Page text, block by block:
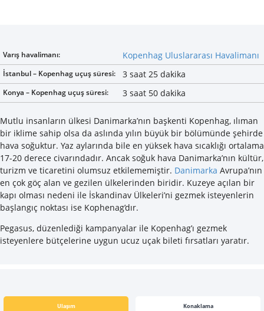
Varış havalimanı: Kopenhag Uluslararası Havalimanı
İstanbul – Kopenhag uçuş süresi: 3 saat 25 dakika
Konya – Kopenhag uçuş süresi: 3 saat 50 dakika
Mutlu insanların ülkesi Danimarka’nın başkenti Kopenhag, ılıman
bir iklime sahip olsa da aslında yılın büyük bir bölümünde şehirde
hava soğuktur. Yaz aylarında bile en yüksek hava sıcaklığı ortalama
17-20 derece civarındadır. Ancak soğuk hava Danimarka’nın kültür,
turizm ve ticaretini olumsuz etkilememiştir. Danimarka Avrupa’nın
en çok göç alan ve gezilen ülkelerinden biridir. Kuzeye açılan bir
kapı olması nedeni ile İskandinav Ülkeleri’ni gezmek isteyenlerin
başlangıç noktası ise Kophenag’dır.
Pegasus, düzenlediği kampanyalar ile Kopenhag’ı gezmek
isteyenlere bütçelerine uygun ucuz uçak bileti fırsatları yaratır.
Ulaşım Konaklama